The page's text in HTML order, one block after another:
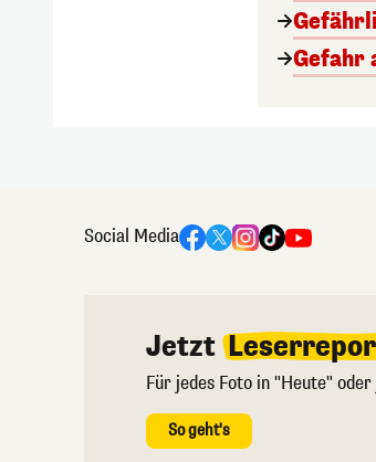
Gefahr
Social Media
Jetzt
Für jedes Foto in "Heute"
So geht's